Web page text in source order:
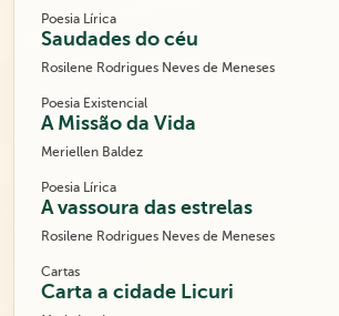
Poesia Lírica
Saudades do céu
Rosilene Rodrigues Neves de Meneses
Poesia Existencial
A Missão da Vida
Meriellen Baldez
Poesia Lírica
A vassoura das estrelas
Rosilene Rodrigues Neves de Meneses
Cartas
Carta a cidade Licuri